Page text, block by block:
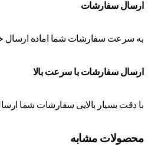
ارسال سفارشات
به سرعت سفارشات شما اماده ارسال
ارسال سفارشات با سرعت بالا
با دقت بسیار بالایی سفارشات شما
محصولات مشابه